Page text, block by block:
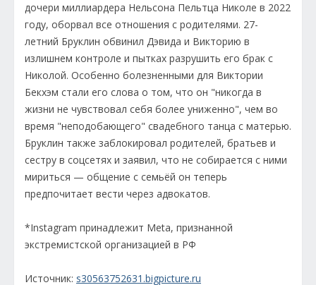
дочери миллиардера Нельсона Пельтца Николе в 2022
году, оборвал все отношения с родителями. 27-
летний Бруклин обвинил Дэвида и Викторию в
излишнем контроле и пытках разрушить его брак с
Николой. Особенно болезненными для Виктории
Бекхэм стали его слова о том, что он "никогда в
жизни не чувствовал себя более униженно", чем во
время "неподобающего" свадебного танца с матерью.
Бруклин также заблокировал родителей, братьев и
сестру в соцсетях и заявил, что не собирается с ними
мириться — общение с семьёй он теперь
предпочитает вести через адвокатов.
*Instagram принадлежит Meta, признанной
экстремистской организацией в РФ
Источник: s30563752631.bigpicture.ru